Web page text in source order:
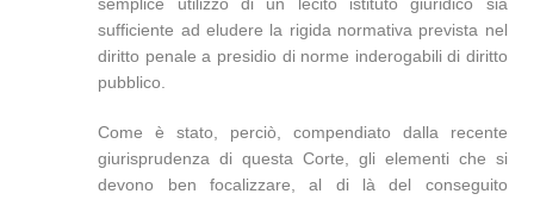
sufficiente ad eludere la rigida normativa prevista nel
diritto penale a presidio di norme inderogabili di diritto
pubblico.
Come è stato, perciò, compendiato dalla recente
giurisprudenza di questa Corte, gli elementi che si
devono ben focalizzare, al di là del conseguito